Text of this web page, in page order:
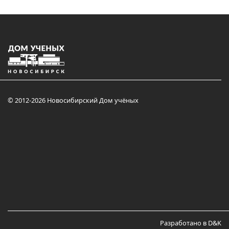
© 2012-2026 Новосибирский Дом учёных
Разработано в D&K